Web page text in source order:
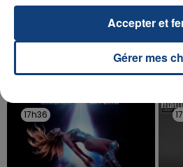
OPÉRER DE LA CHEVILLE
La famille a porté plainte
reconnu sa responsabilité et
TITRES DIFFUSÉS
17h36
17h36
Gérer mes
Accepter et